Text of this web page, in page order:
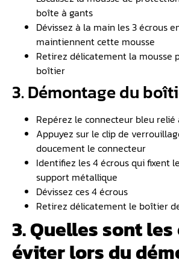
boîte à gants
Dévissez à la main les 3 écrous
maintiennent cette mousse
Retirez délicatement la mousse
boîtier
3. Démontage du
Repérez le connecteur bleu
Appuyez sur le clip de
doucement le connecteur
Identifiez les 4 écrous qui fixent
support métallique
Dévissez ces 4 écrous
Retirez délicatement le boîtier
3. Quelles sont
éviter lors du